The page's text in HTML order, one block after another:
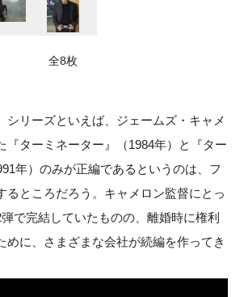
全8枚
シリーズといえば、ジェームズ・キャメ
『ターミネーター』（1984年）と『ター
年）のみが正編であるというのは、フ
るところだろう。キャメロン監督にとっ
で完結していたものの、離婚時に権利
めに、さまざまな会社が続編を作ってき